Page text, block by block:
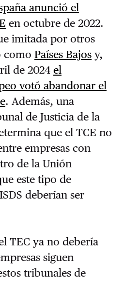
anunció el
en octubre de 2022.
imitada por otros
como Países Bajosy,
de 2024 el
votó abandonar el
. Además, una
de Justicia de la
que el TCE no
empresas con
de la Unión
este tipo de
deberían ser
TEC ya no debería
siguen
tribunales de